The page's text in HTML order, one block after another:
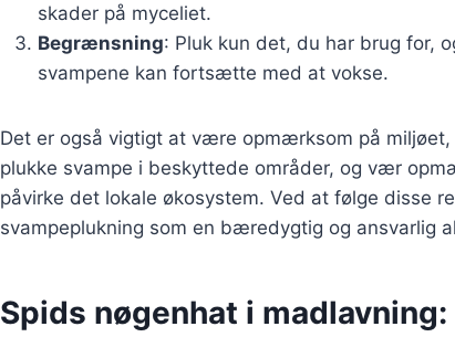
skader på myceliet.
Begrænsning: Pluk kun det, du har brug for,
svampene kan fortsætte med at vokse.
Det er også vigtigt at være opmærksom på
plukke svampe i beskyttede områder, og vær
påvirke det lokale økosystem. Ved at følge disse
svampeplukning som en bæredygtig og ansvarlig
Spids nøgenhat i